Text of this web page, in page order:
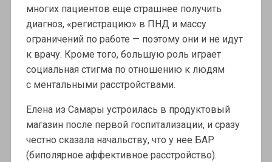
многих пациентов еще страшнее получить
диагноз, «регистрацию» в ПНД и массу
ограничений по работе — поэтому они и не идут
к врачу. Кроме того, большую роль играет
социальная стигма по отношению к людям
с ментальными расстройствами.
Елена из Самары устроилась в продуктовый
магазин после первой госпитализации, и сразу
честно сказала начальству, что у нее БАР
(биполярное аффективное расстройство).